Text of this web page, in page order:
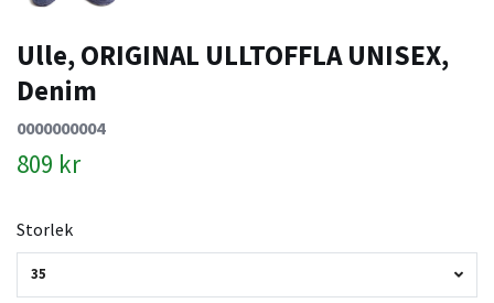
Ulle, ORIGINAL ULLTOFFLA UNISEX,
Denim
0000000004
809 kr
Storlek
35